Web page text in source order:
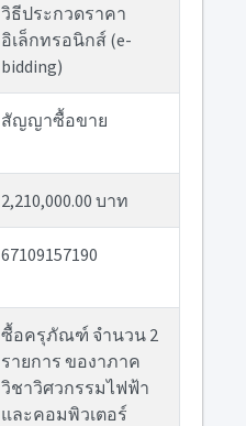
วิธีประกวดราคา
อิเล็กทรอนิกส์ (e-
bidding)
สัญญาซื้อขาย
2,210,000.00 บาท
67109157190
ซื้อครุภัณฑ์ จำนวน 2
รายการ ของาภาค
วิชาวิศวกรรมไฟฟ้า
และคอมพิวเตอร์